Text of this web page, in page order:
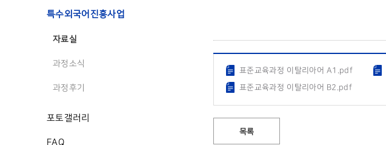
특수외국어진흥사업
자료실
과정소식
과정후기
포토갤러리
FAQ
표준교육과정 이탈리아어 A1.pdf
표준교육과정 이탈리아어 B2.pdf
목록